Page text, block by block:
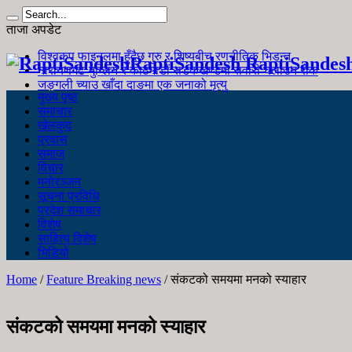
ताजा अपडेट
विश्वकप फाइनलमा हुँदैछ गुरु र शिष्यबीच रणनीतिक भिडन्त
नारायणगढ-मुग्लिन र काठमाडौं सडकखण्डमा सवारी चलाउन रोक
जङ्गली च्याउ खाँदा दाङमा एक जनाको मृत्यु
RaptiSandesh
मुख्य पृष्ठ
समाचार
खेलकुद
प्रवास
समाज
विचार
मनोरञ्जन
सूचना प्रविधि
प्रदेश समाचार
विशेष
साहित्य विशेष
भिडियो
Home /Feature Breaking news /संकटको समयमा मनको स्याहार
संकटको समयमा मनको स्याहार